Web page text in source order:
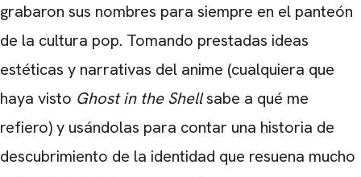
grabaron sus nombres para siempre en el panteón
de la cultura pop. Tomando prestadas ideas
estéticas y narrativas del anime (cualquiera que
haya visto Ghost in the Shellsabe a qué me
refiero) y usándolas para contar una historia de
descubrimiento de la identidad que resuena mucho